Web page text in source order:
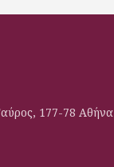
177-78 Αθήνα